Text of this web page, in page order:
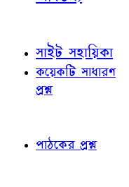
সাইট সহায়িকা
কয়েকটি সাধারণ
প্রশ্ন
পাঠকের প্রশ্ন